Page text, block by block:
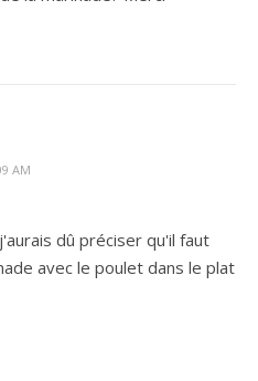
AM
dû préciser qu'il faut
avec le poulet dans le plat